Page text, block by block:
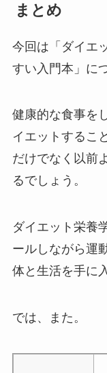
まとめ
今回は「ダイエ
すい入門本」に
健康的な食事を
イエットするこ
だけでなく以前
るでしょう。
ダイエット栄養
ールしながら運
体と生活を手に
では、また。